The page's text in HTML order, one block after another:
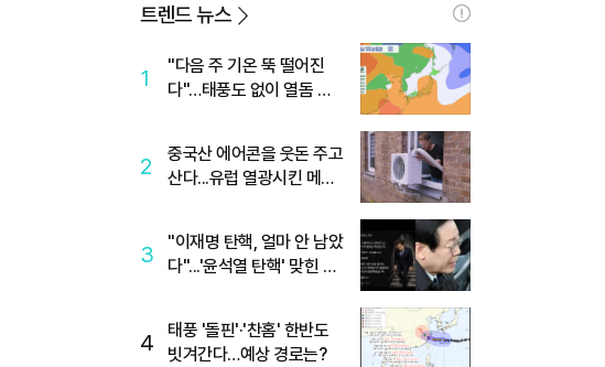
트렌드 뉴스
1
"다음 주 기온 뚝 떨어진
다"…태풍도 없이 열돔 박
2
중국산 에어콘을 웃돈 주고
산다...유럽 열광시킨 메이
3
"이재명 탄핵, 얼마 안 남았
다"...'윤석열 탄핵' 맞힌 무
4
태풍 '돌핀'·'찬홈' 한반도
빗겨간다…예상 경로는?